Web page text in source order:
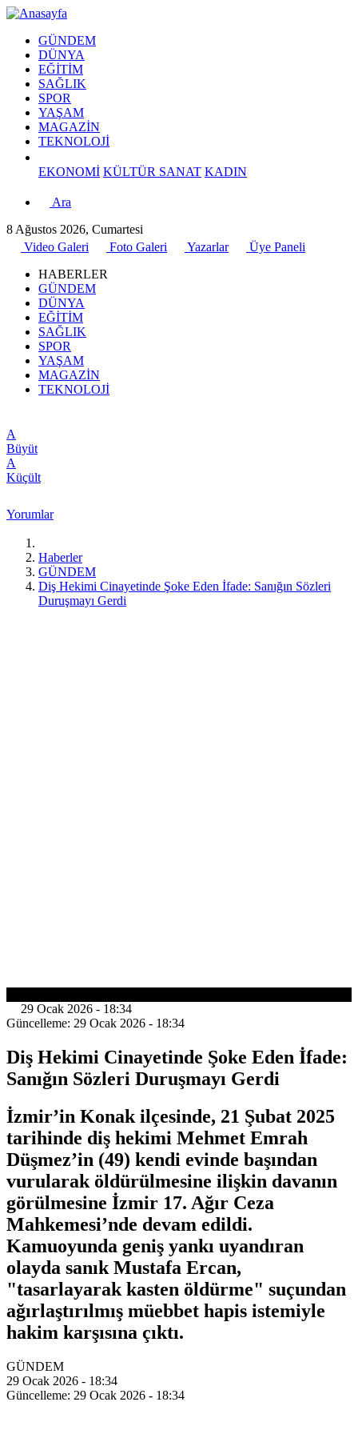
GÜNDEM
DÜNYA
EĞİTİM
SAĞLIK
SPOR
YAŞAM
MAGAZİN
TEKNOLOJİ
EKONOMİ KÜLTÜR SANAT KADIN
Ara
8 Ağustos 2026, Cumartesi
Video Galeri
Foto Galeri Yazarlar
Üye Paneli
HABERLER
GÜNDEM
DÜNYA
EĞİTİM
SAĞLIK
SPOR
YAŞAM
MAGAZİN
TEKNOLOJİ
A
Büyüt
A
Küçült
Yorumlar
Haberler
GÜNDEM
Diş Hekimi Cinayetinde Şoke Eden İfade: Sanığın Sözleri
Duruşmayı Gerdi
29 Ocak 2026 - 18:34
Güncelleme: 29 Ocak 2026 - 18:34
Diş Hekimi Cinayetinde Şoke Eden İfade:
Sanığın Sözleri Duruşmayı Gerdi
İzmir’in Konak ilçesinde, 21 Şubat 2025
tarihinde diş hekimi Mehmet Emrah
Düşmez’in (49) kendi evinde başından
vurularak öldürülmesine ilişkin davanın
görülmesine İzmir 17. Ağır Ceza
Mahkemesi’nde devam edildi.
Kamuoyunda geniş yankı uyandıran
olayda sanık Mustafa Ercan,
"tasarlayarak kasten öldürme" suçundan
ağırlaştırılmış müebbet hapis istemiyle
hakim karşısına çıktı.
GÜNDEM
29 Ocak 2026 - 18:34
Güncelleme: 29 Ocak 2026 - 18:34